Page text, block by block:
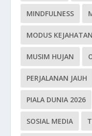
MINDFULNESS
MODUS
MUSIM HUJAN
PERJALANAN JAUH
PIALA DUNIA 2026
SOSIAL MEDIA